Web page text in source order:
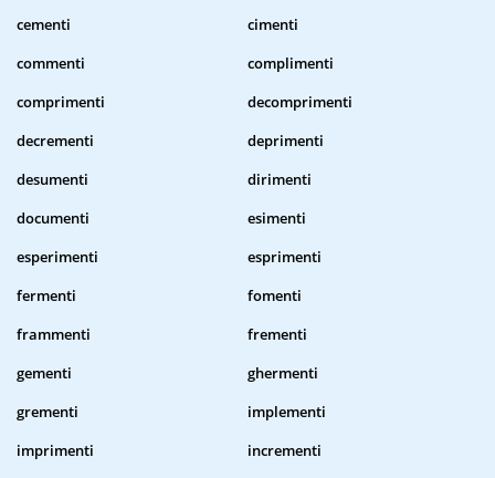
cementi
cimenti
commenti
complimenti
comprimenti
decomprimenti
decrementi
deprimenti
desumenti
dirimenti
documenti
esimenti
esperimenti
esprimenti
fermenti
fomenti
frammenti
frementi
gementi
ghermenti
grementi
implementi
imprimenti
incrementi